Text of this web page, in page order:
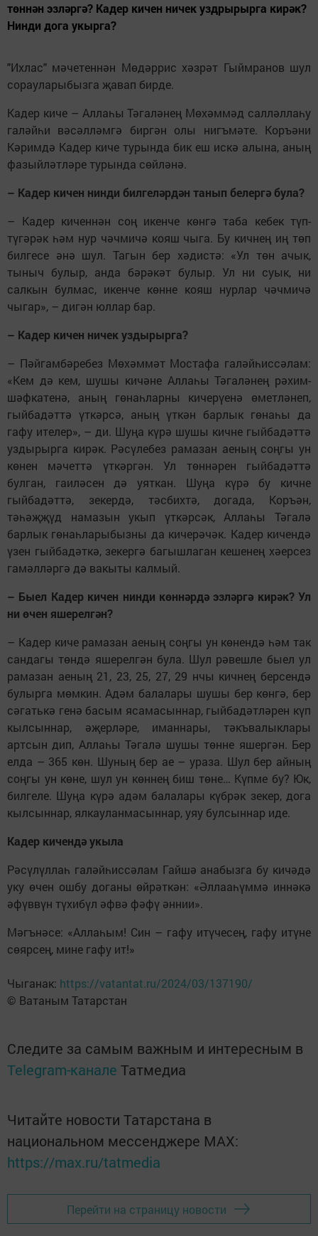
төннән эзләргә? Кадер кичен ничек уздрырырга кирәк?
Нинди дога укырга?
"Ихлас" мәчетеннән Мөдәррис хәзрәт Гыймранов шул
сорауларыбызга җавап бирде.
Кадер киче – Аллаһы Тәгаләнең Мөхәммәд салләллаһу
галәйһи вәсәлләмгә биргән олы нигъмәте. Коръәни
Кәримдә Кадер киче турында бик еш искә алына, аның
фазыйләтләре турында сөйләнә.
– Кадер кичен нинди билгеләрдән танып белергә була?
– Кадер киченнән соң икенче көнгә таба кебек түп-
түгәрәк һәм нур чәчмичә кояш чыга. Бу кичнең иң төп
билгесе әнә шул. Тагын бер хәдистә: «Ул төн ачык,
тыныч булыр, анда бәрәкәт булыр. Ул ни суык, ни
салкын булмас, икенче көнне кояш нурлар чәчмичә
чыгар», – дигән юллар бар.
– Кадер кичен ничек уздырырга?
– Пәйгамбәребез Мөхәммәт Мостафа галәйһиссәлам:
«Кем дә кем, шушы кичәне Аллаһы Тәгаләнең рәхим-
шәфкатенә, аның гөнаһларны кичерүенә өметләнеп,
гыйбадәттә үткәрсә, аның үткән барлык гөнаһы да
гафу ителер», – ди. Шуңа күрә шушы кичне гыйбадәттә
уздырырга кирәк. Рәсүлебез рамазан аеның соңгы ун
көнен мәчеттә үткәргән. Ул төннәрен гыйбадәттә
булган, гаиләсен дә уяткан. Шуңа күрә бу кичне
гыйбадәттә, зекердә, тәсбихтә, догада, Коръән,
тәһәҗҗүд намазын укып үткәрсәк, Аллаһы Тәгалә
барлык гөнаһларыбызны да кичерәчәк. Кадер кичендә
үзен гыйбадәткә, зекергә багышлаган кешенең хәерсез
гамәлләргә дә вакыты калмый.
– Быел Кадер кичен нинди көннәрдә эзләргә кирәк? Ул
ни өчен яшерелгән?
– Кадер киче рамазан аеның соңгы ун көнендә һәм так
сандагы төндә яшерелгән була. Шул рәвешле быел ул
рамазан аеның 21, 23, 25, 27, 29 нчы кичнең берсендә
булырга мөмкин. Адәм балалары шушы бер көнгә, бер
сәгатькә генә басым ясамасыннар, гыйбадәтләрен күп
кылсыннар, әҗерләре, иманнары, тәкъвалыклары
артсын дип, Аллаһы Тәгалә шушы төнне яшергән. Бер
елда – 365 көн. Шуның бер ае – ураза. Шул бер айның
соңгы ун көне, шул ун көннең биш төне… Күпме бу? Юк,
билгеле. Шуңа күрә адәм балалары күбрәк зекер, дога
кылсыннар, ялкауланмасыннар, уяу булсыннар иде.
Кадер кичендә укыла
Рәсүлүллаһ галәйһиссәлам Гайшә анабызга бу кичәдә
уку өчен ошбу доганы өйрәткән: «Әллааһүммә иннәкә
әфүввүн түхибүл әфвә фәфү әннии».
Мәгънәсе: «Аллаһым! Син – гафу итүчесең, гафу итүне
сөярсең, мине гафу ит!»
Чыганак: https://vatantat.ru/2024/03/137190/
© Ватаным Татарстан
Следите за самым важным и интересным в
Telegram-канале Татмедиа
Читайте новости Татарстана в
национальном мессенджере MАХ:
https://max.ru/tatmedia
Перейти на страницу новости